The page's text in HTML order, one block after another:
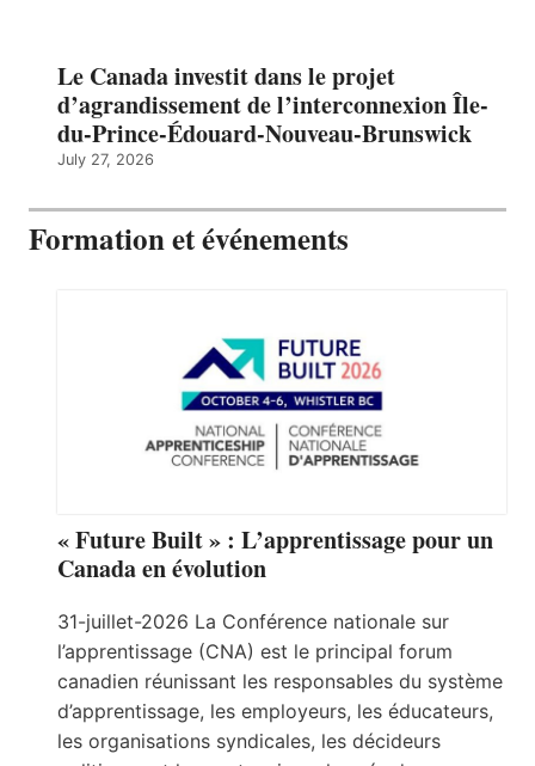
Le Canada investit dans le projet
d’agrandissement de l’interconnexion Île-
du-Prince-Édouard-Nouveau-Brunswick
July 27, 2026
Formation et événements
« Future Built » : L’apprentissage pour un
Canada en évolution
31-juillet-2026 La Conférence nationale sur
l’apprentissage (CNA) est le principal forum
canadien réunissant les responsables du système
d’apprentissage, les employeurs, les éducateurs,
les organisations syndicales, les décideurs